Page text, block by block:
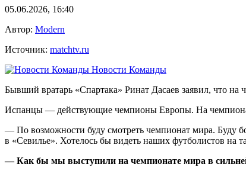
05.06.2026, 16:40
Автор: Modern
Источник: matchtv.ru
Новости Команды
Бывший вратарь «Спартака» Ринат Дасаев заявил, что
Испанцы — действующие чемпионы Европы. На
— По возможности буду смотреть чемпионат мира. Буду
в «Севилье». Хотелось бы видеть наших футболистов на
— Как бы мы выступили на чемпионате мира в